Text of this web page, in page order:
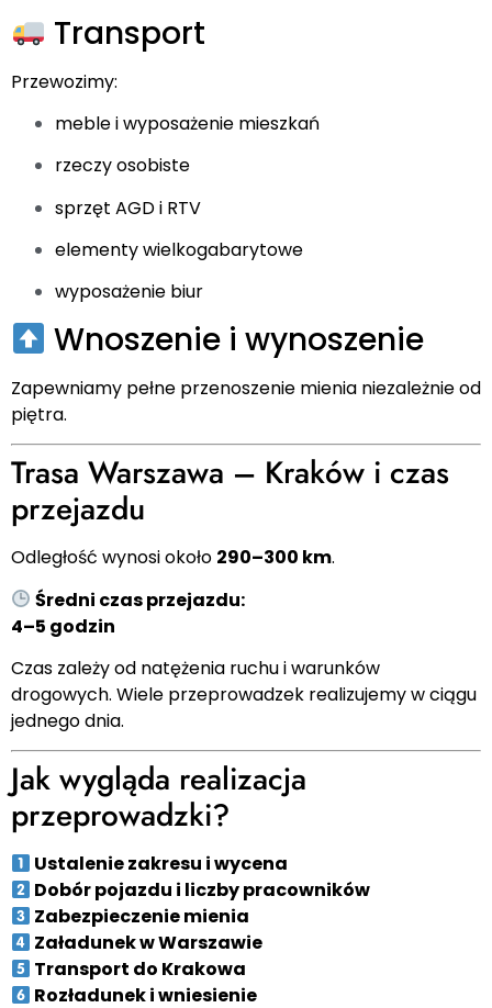
Transport
Przewozimy:
meble i wyposażenie mieszkań
rzeczy osobiste
sprzęt AGD i RTV
elementy wielkogabarytowe
wyposażenie biur
Wnoszenie i wynoszenie
Zapewniamy pełne przenoszenie mienia niezależnie od
piętra.
Trasa Warszawa – Kraków i czas
przejazdu
Odległość wynosi około 290–300 km.
Średni czas przejazdu:
4–5 godzin
Czas zależy od natężenia ruchu i warunków
drogowych. Wiele przeprowadzek realizujemy w ciągu
jednego dnia.
Jak wygląda realizacja
przeprowadzki?
Ustalenie zakresu i wycena
Dobór pojazdu i liczby pracowników
Zabezpieczenie mienia
Załadunek w Warszawie
Transport do Krakowa
Rozładunek i wniesienie